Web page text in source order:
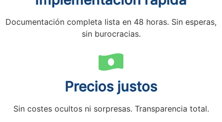
Documentación completa lista en 48 horas. Sin esperas,
sin burocracias.
Precios justos
Sin costes ocultos ni sorpresas. Transparencia total.